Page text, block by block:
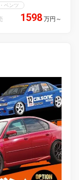
ベンツ
1598 万円 ～